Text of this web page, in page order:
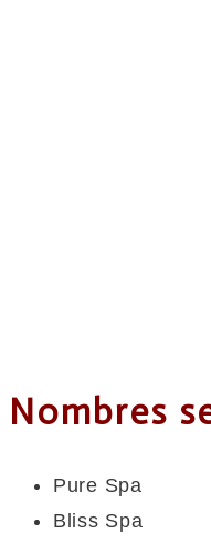
Nombres
Pure Spa
Bliss Spa